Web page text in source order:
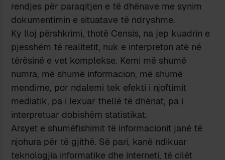
rendjes për paraqitjen e të dhënave me synim
dokumentimin e situatave të ndryshme.
Ky lloj përshkrimi, thotë Censis, na jep kuadrin e
pjesshëm të realitetit, nuk e interpreton atë në
tërësinë e vet komplekse. Kemi më shumë
numra, më shumë informacion, më shumë
mendime, por ndalemi tek efekti i njoftimit
mediatik, pa i lexuar thellë të dhënat, pa i
interpretuar dobishëm statistikat.
Arsyet e shumëfishimit të informacionit janë të
njohura për të gjithë. Së pari, kanë ndikuar
teknologjia informatike dhe interneti, të cilët